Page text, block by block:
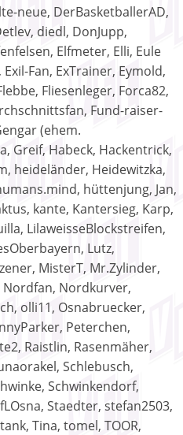
neue, DerBasketballerAD,
diedl, DonJupp,
Elfmeter, Elli, Eule
Fan, ExTrainer, Eymold,
Fliesenleger, Forca82,
Fund-raiser-
(ehem.
Greif, Habeck, Hackentrick,
heideländer, Heidewitzka,
hüttenjung, Jan,
kante, Kantersieg, Karp,
LilaweisseBlockstreifen,
Lutz,
MisterT, Mr.Zylinder,
Nordfan, Nordkurver,
olli11, Osnabruecker,
Peterchen,
Raistlin, Rasenmäher,
Schlebusch,
Schwinkendorf,
Staedter, stefan2503,
Tina, tomel, TOOR,